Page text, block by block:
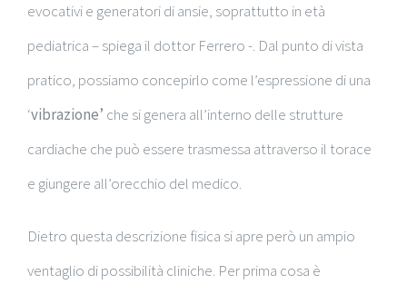
evocativi e generatori di ansie, soprattutto in età
pediatrica – spiega il dottor Ferrero -. Dal punto di vista
pratico, possiamo concepirlo come l’espressione di una
‘vibrazione’ che si genera all’interno delle strutture
cardiache che può essere trasmessa attraverso il torace
e giungere all’orecchio del medico.
Dietro questa descrizione fisica si apre però un ampio
ventaglio di possibilità cliniche. Per prima cosa è